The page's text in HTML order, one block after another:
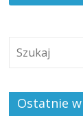
Ostatnie